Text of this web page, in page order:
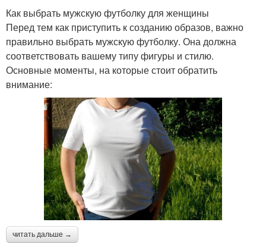
Как выбрать мужскую футболку для женщины
Перед тем как приступить к созданию образов, важно
правильно выбрать мужскую футболку. Она должна
соответствовать вашему типу фигуры и стилю.
Основные моменты, на которые стоит обратить
внимание:
читать дальше →